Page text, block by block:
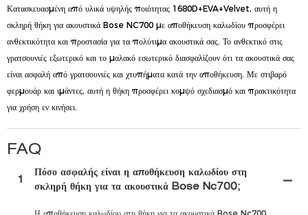
Κατασκευασμένη από υλικά υψηλής ποιότητας 1680D+EVA+Velvet, αυτή η
σκληρή θήκη για ακουστικά Bose NC700 με αποθήκευση καλωδίου προσφέρει
ανθεκτικότητα και προστασία για τα πολύτιμα ακουστικά σας. Το ανθεκτικό στις
γρατσουνιές εξωτερικό και το μαλακό εσωτερικό διασφαλίζουν ότι τα ακουστικά σας
είναι ασφαλή από γρατσουνιές και χτυπήματα κατά την αποθήκευση. Με στιβαρό
φερμουάρ και ιμάντες, αυτή η θήκη προσφέρει κομψό σχεδιασμό και πρακτικότητα
για χρήση εν κινήσει.
FAQ
1
Πόσο ασφαλής είναι η αποθήκευση καλωδίου στη
σκληρή θήκη για τα ακουστικά Bose Nc700;